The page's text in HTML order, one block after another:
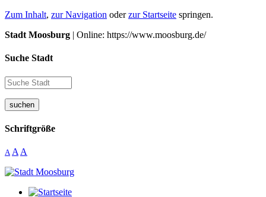
Zum Inhalt, zur Navigation oderzur Startseite springen.
Stadt Moosburg | Online: https://www.moosburg.de/
Suche Stadt
suchen
Schriftgröße
A A A